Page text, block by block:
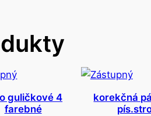
guličkové 4
farebné
korekčná